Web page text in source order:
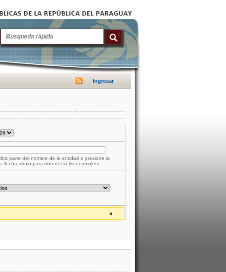
Ingresar
parte del nombre de la entidad o presione la
flecha abajo para obtener la lista completa
»